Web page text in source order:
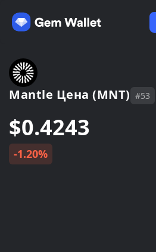
Mantle Цена (MNT) #53
$0.4243
-1.20%